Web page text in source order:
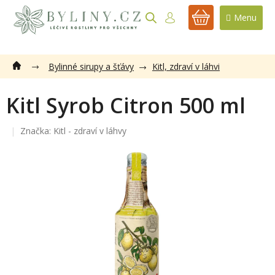
obsah
NÁKUPNÍ
Bylinné sirupy a šťávy Kitl, zdraví v láhvi
Kitl Syrob Citron 500 ml
Značka: Kitl - zdraví v láhvy